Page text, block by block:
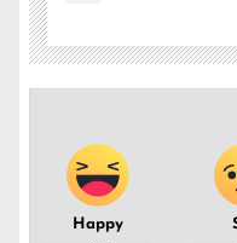
Happy